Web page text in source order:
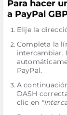
Para hacer
a PayPal
Elije la
Completa la
intercambiar.
PayPal.
A
DASH
clic en